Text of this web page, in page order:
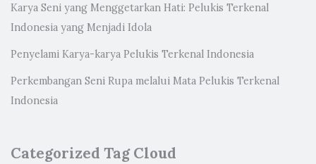
Karya Seni yang Menggetarkan Hati: Pelukis Terkenal
Indonesia yang Menjadi Idola
Penyelami Karya-karya Pelukis Terkenal Indonesia
Perkembangan Seni Rupa melalui Mata Pelukis Terkenal
Indonesia
Categorized Tag Cloud